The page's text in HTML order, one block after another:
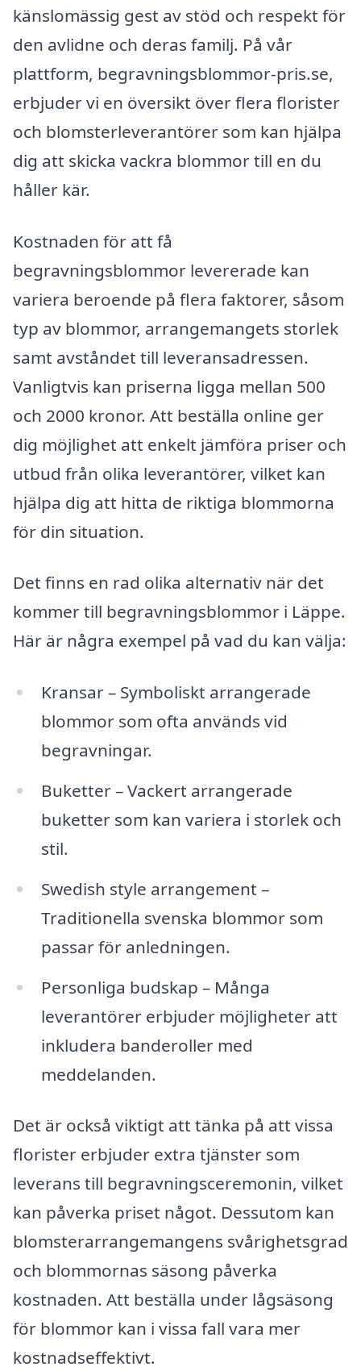
känslomässig gest av stöd och respekt för
den avlidne och deras familj. På vår
plattform, begravningsblommor-pris.se,
erbjuder vi en översikt över flera florister
och blomsterleverantörer som kan hjälpa
dig att skicka vackra blommor till en du
håller kär.
Kostnaden för att få
begravningsblommor levererade kan
variera beroende på flera faktorer, såsom
typ av blommor, arrangemangets storlek
samt avståndet till leveransadressen.
Vanligtvis kan priserna ligga mellan 500
och 2000 kronor. Att beställa online ger
dig möjlighet att enkelt jämföra priser och
utbud från olika leverantörer, vilket kan
hjälpa dig att hitta de riktiga blommorna
för din situation.
Det finns en rad olika alternativ när det
kommer till begravningsblommor i Läppe.
Här är några exempel på vad du kan välja:
Kransar – Symboliskt arrangerade
blommor som ofta används vid
begravningar.
Buketter – Vackert arrangerade
buketter som kan variera i storlek och
stil.
Swedish style arrangement –
Traditionella svenska blommor som
passar för anledningen.
Personliga budskap – Många
leverantörer erbjuder möjligheter att
inkludera banderoller med
meddelanden.
Det är också viktigt att tänka på att vissa
florister erbjuder extra tjänster som
leverans till begravningsceremonin, vilket
kan påverka priset något. Dessutom kan
blomsterarrangemangens svårighetsgrad
och blommornas säsong påverka
kostnaden. Att beställa under lågsäsong
för blommor kan i vissa fall vara mer
kostnadseffektivt.